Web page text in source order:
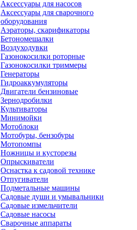
Аксессуары для насосов
Аксессуары для сварочного
оборудования
Аэраторы, скарификаторы
Бетономешалки
Воздуходувки
Газонокосилки роторные
Газонокосилки триммеры
Генераторы
Гидроаккумуляторы
Двигатели бензиновые
Зернодробилки
Культиваторы
Минимойки
Мотоблоки
Мотобуры, бензобуры
Мотопомпы
Ножницы и кусторезы
Опрыскиватели
Оснастка к садовой технике
Отпугиватели
Подметальные машины
Садовые души и умывальники
Садовые измельчители
Садовые насосы
Сварочные аппараты